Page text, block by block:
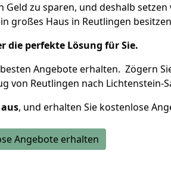
zu sparen, und deshalb
großes Haus in Reutlingen
die perfekte Lösung für Sie.
Angebote erhalten. Zögern
von Reutlingen nach Lichtenstein-
, und erhalten Sie kostenlose
Angebote erhalten